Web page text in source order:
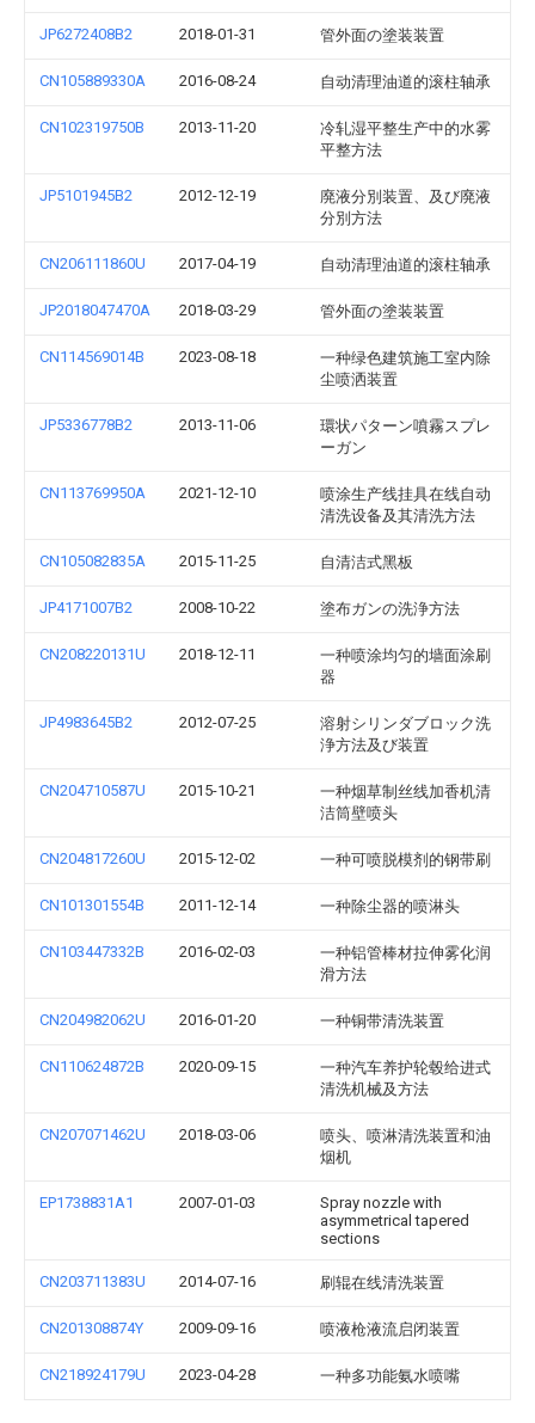
JP6272408B2 2018-01-31 管外面の塗装装置
CN105889330A 2016-08-24 自动清理油道的滚柱轴承
CN102319750B 2013-11-20
冷轧湿平整生产中的水雾
平整方法
JP5101945B2 2012-12-19
廃液分別装置、及び廃液
分別方法
CN206111860U 2017-04-19 自动清理油道的滚柱轴承
JP2018047470A 2018-03-29 管外面の塗装装置
CN114569014B 2023-08-18
一种绿色建筑施工室内除
尘喷洒装置
JP5336778B2 2013-11-06
環状パターン噴霧スプレ
ーガン
CN113769950A 2021-12-10
喷涂生产线挂具在线自动
清洗设备及其清洗方法
CN105082835A 2015-11-25 自清洁式黑板
JP4171007B2 2008-10-22 塗布ガンの洗浄方法
CN208220131U 2018-12-11
一种喷涂均匀的墙面涂刷
器
JP4983645B2 2012-07-25
溶射シリンダブロック洗
浄方法及び装置
CN204710587U 2015-10-21
一种烟草制丝线加香机清
洁筒壁喷头
CN204817260U 2015-12-02 一种可喷脱模剂的钢带刷
CN101301554B 2011-12-14 一种除尘器的喷淋头
CN103447332B 2016-02-03
一种铝管棒材拉伸雾化润
滑方法
CN204982062U 2016-01-20 一种铜带清洗装置
CN110624872B 2020-09-15
一种汽车养护轮毂给进式
清洗机械及方法
CN207071462U 2018-03-06
喷头、喷淋清洗装置和油
烟机
EP1738831A1 2007-01-03
Spray nozzle with
asymmetrical tapered
sections
CN203711383U 2014-07-16 刷辊在线清洗装置
CN201308874Y 2009-09-16 喷液枪液流启闭装置
CN218924179U 2023-04-28 一种多功能氨水喷嘴